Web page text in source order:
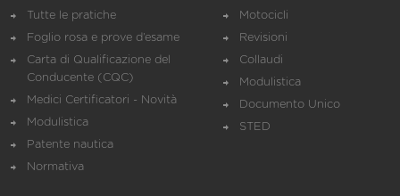
Tutte le pratiche
Foglio rosa e prove d’esame
Carta di Qualificazione del
Conducente (CQC)
Medici Certificatori - Novità
Modulistica
Patente nautica
Normativa
Motocicli
Revisioni
Collaudi
Modulistica
Documento Unico
STED